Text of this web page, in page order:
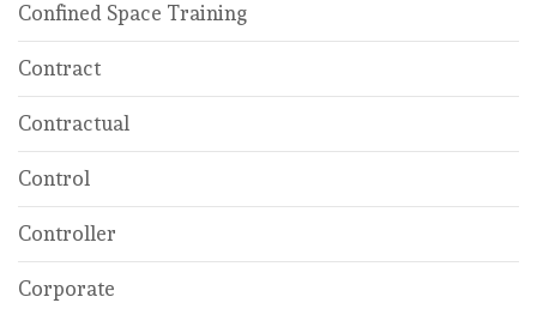
Confined Space Training
Contract
Contractual
Control
Controller
Corporate